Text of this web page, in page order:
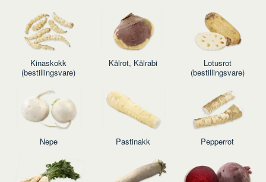
Kinaskokk
(bestillingsvare)
Kålrot, Kålrabi
Lotusrot
(bestillingsvare)
Nepe Pastinakk Pepperrot